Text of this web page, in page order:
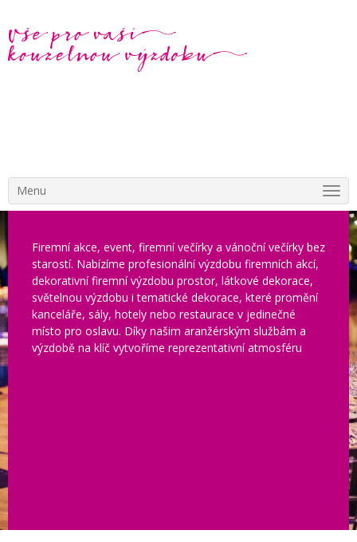
Menu
Firemní akce, event, firemní večírky a vánoční večírky bez
starostí. Nabízíme profesionální výzdobu firemních akcí,
dekorativní firemní výzdobu prostor, látkové dekorace,
světelnou výzdobu i tematické dekorace, které promění
kanceláře, sály, hotely nebo restaurace v jedinečné
místo pro oslavu. Díky našim aranžérským službám a
výzdobě na klíč vytvoříme reprezentativní atmosféru